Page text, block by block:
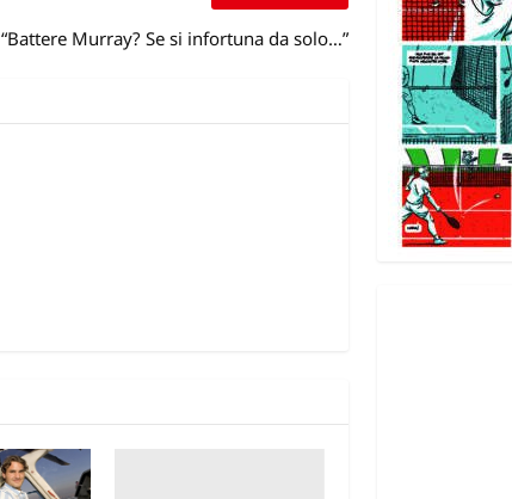
“Battere Murray? Se si infortuna da solo…”